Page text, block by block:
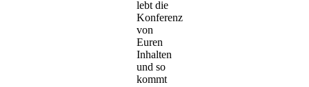
lebt die
Konferenz
von
Euren
Inhalten
und so
kommt